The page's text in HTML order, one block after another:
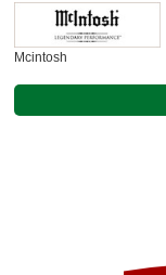
Mcintosh